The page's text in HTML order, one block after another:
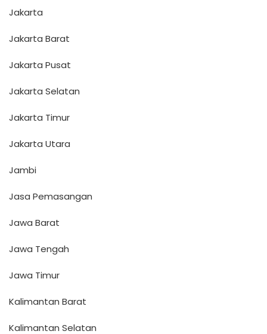
Jakarta
Jakarta Barat
Jakarta Pusat
Jakarta Selatan
Jakarta Timur
Jakarta Utara
Jambi
Jasa Pemasangan
Jawa Barat
Jawa Tengah
Jawa Timur
Kalimantan Barat
Kalimantan Selatan